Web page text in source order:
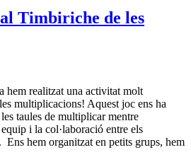
Timbiriche de les
hem realitzat una activitat molt
multiplicacions! Aquest joc ens ha
taules de multiplicar mentre
i la col·laboració entre els
Ens hem organitzat en petits grups, hem